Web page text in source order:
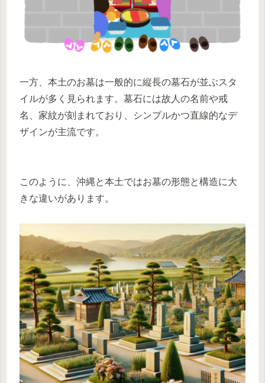
一方、本土のお墓は一般的に縦長の墓石が並ぶスタ
イルが多く見られます。墓石には故人の名前や戒
名、家紋が刻まれており、シンプルかつ直線的なデ
ザインが主流です。
このように、沖縄と本土ではお墓の形態と構造に大
きな違いがあります。